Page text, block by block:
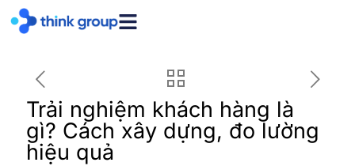
Trải nghiệm khách hàng là
gì? Cách xây dựng, đo lường
hiệu quả